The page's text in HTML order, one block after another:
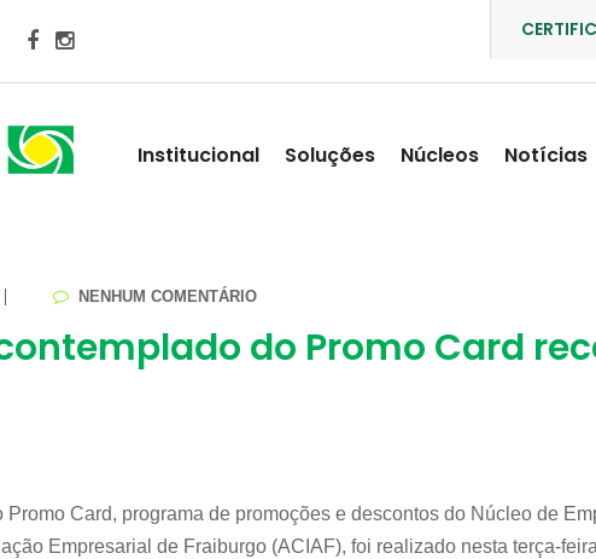
Institucional Soluções Núcleos Notícias
NENHUM COMENTÁRIO
do Promo Card
Promo Card, programa de promoções e descontos do Núcleo de
Empresarial de Fraiburgo (ACIAF), foi realizado nesta terça-